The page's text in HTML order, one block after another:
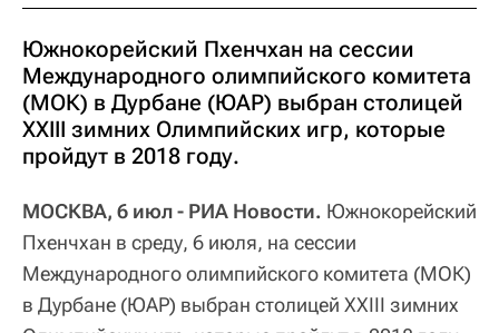
Южнокорейский Пхенчхан на сессии
Международного олимпийского комитета
(МОК) в Дурбане (ЮАР) выбран столицей
XXIII зимних Олимпийских игр, которые
пройдут в 2018 году.
МОСКВА, 6 июл - РИА Новости. Южнокорейский
Пхенчхан в среду, 6 июля, на сессии
Международного олимпийского комитета (МОК)
в Дурбане (ЮАР) выбран столицей XXIII зимних